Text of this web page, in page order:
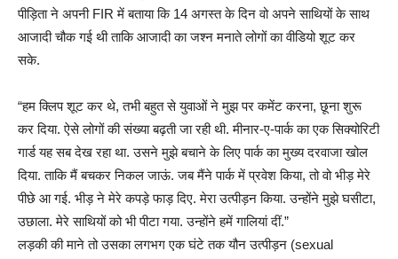
पीड़िता ने अपनी FIR में बताया कि 14 अगस्त के दिन वो अपने साथियों के साथ
आजादी चौक गई थी ताकि आजादी का जश्न मनाते लोगों का वीडियो शूट कर
सके.
“हम क्लिप शूट कर थे, तभी बहुत से युवाओं ने मुझ पर कमेंट करना, छूना शुरू
कर दिया. ऐसे लोगों की संख्या बढ़ती जा रही थी. मीनार-ए-पार्क का एक सिक्योरिटी
गार्ड यह सब देख रहा था. उसने मुझे बचाने के लिए पार्क का मुख्य दरवाजा खोल
दिया. ताकि मैं बचकर निकल जाऊं. जब मैंने पार्क में प्रवेश किया, तो वो भीड़ मेरे
पीछे आ गई. भीड़ ने मेरे कपड़े फाड़ दिए. मेरा उत्पीड़न किया. उन्होंने मुझे घसीटा,
उछाला. मेरे साथियों को भी पीटा गया. उन्होंने हमें गालियां दीं.”
लड़की की माने तो उसका लगभग एक घंटे तक यौन उत्पीड़न (sexual